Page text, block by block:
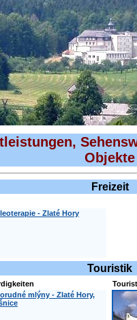
Objekte
Freizeit
- Zlaté Hory
Touristik
mlýny - Zlaté Hory,